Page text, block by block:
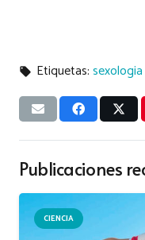
local_offer Etiquetas:sexologia
Publicaciones
CIENCIA